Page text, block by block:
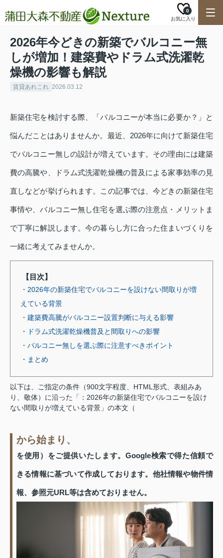
お気に入り
0
2026年今どきの新築でバルコニー無
しが増加！建築費やドラム式洗濯乾
燥機の影響も解説
賃貸あれこれ 2026.03.12
新築住宅を検討する際、「バルコニーが本当に必要か？」と
悩んだことはありませんか。最近、2026年に向けて新築住宅
でバルコニー無しの設計が増えています。その理由には建築
費の高騰や、ドラム式洗濯乾燥機の普及による家事効率の見
直しなどが挙げられます。この記事では、今どきの新築住宅
事情や、バルコニー無し住宅を選ぶ際の注意点・メリットま
で丁寧に解説します。今の暮らし方に合った住まいづくりを
一緒に考えてみませんか。
【目次】
・2026年の新築住宅でバルコニーを設けない間取りが増
えている背景
・建築費高騰がバルコニー設置判断に与える影響
・ドラム式洗濯乾燥機普及と間取りへの影響
・バルコニー無しを選ぶ際に注意すべきポイント
・まとめ
以下は、ご指定の条件（900文字程度、HTML形式、表組みあ
り、敬体）に沿った「：2026年の新築住宅でバルコニーを設け
ない間取りが増えている背景」の本文（
から始まり、
を使用）をご提供いたします。Google検索で得た信頼で
きる情報に基づいて作成しております。他社情報や物件情
報、参照元URL等は含めておりません。